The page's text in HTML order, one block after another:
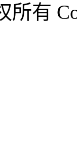
所有